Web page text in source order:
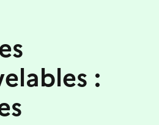
: